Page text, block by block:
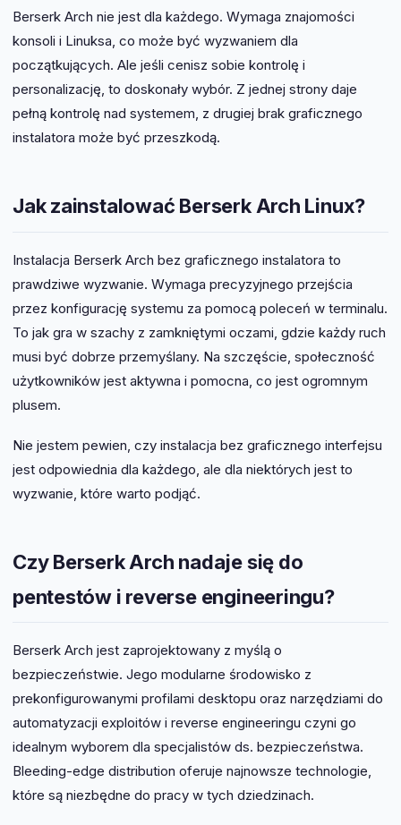
Berserk Arch nie jest dla każdego. Wymaga znajomości
konsoli i Linuksa, co może być wyzwaniem dla
początkujących. Ale jeśli cenisz sobie kontrolę i
personalizację, to doskonały wybór. Z jednej strony daje
pełną kontrolę nad systemem, z drugiej brak graficznego
instalatora może być przeszkodą.
Jak zainstalować Berserk Arch Linux?
Instalacja Berserk Arch bez graficznego instalatora to
prawdziwe wyzwanie. Wymaga precyzyjnego przejścia
przez konfigurację systemu za pomocą poleceń w terminalu.
To jak gra w szachy z zamkniętymi oczami, gdzie każdy ruch
musi być dobrze przemyślany. Na szczęście, społeczność
użytkowników jest aktywna i pomocna, co jest ogromnym
plusem.
Nie jestem pewien, czy instalacja bez graficznego interfejsu
jest odpowiednia dla każdego, ale dla niektórych jest to
wyzwanie, które warto podjąć.
Czy Berserk Arch nadaje się do
pentestów i reverse engineeringu?
Berserk Arch jest zaprojektowany z myślą o
bezpieczeństwie. Jego modularne środowisko z
prekonfigurowanymi profilami desktopu oraz narzędziami do
automatyzacji exploitów i reverse engineeringu czyni go
idealnym wyborem dla specjalistów ds. bezpieczeństwa.
Bleeding-edge distribution oferuje najnowsze technologie,
które są niezbędne do pracy w tych dziedzinach.